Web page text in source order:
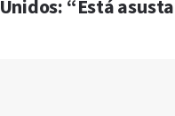
Unidos: “Está